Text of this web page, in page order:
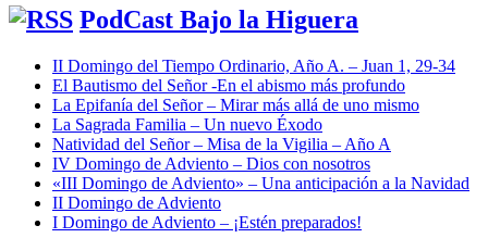
PodCast Bajo la Higuera
II Domingo del Tiempo Ordinario, Año A. – Juan 1, 29-34
El Bautismo del Señor -En el abismo más profundo
La Epifanía del Señor – Mirar más allá de uno mismo
La Sagrada Familia – Un nuevo Éxodo
Natividad del Señor – Misa de la Vigilia – Año A
IV Domingo de Adviento – Dios con nosotros
«III Domingo de Adviento» – Una anticipación a la Navidad
II Domingo de Adviento
I Domingo de Adviento – ¡Estén preparados!